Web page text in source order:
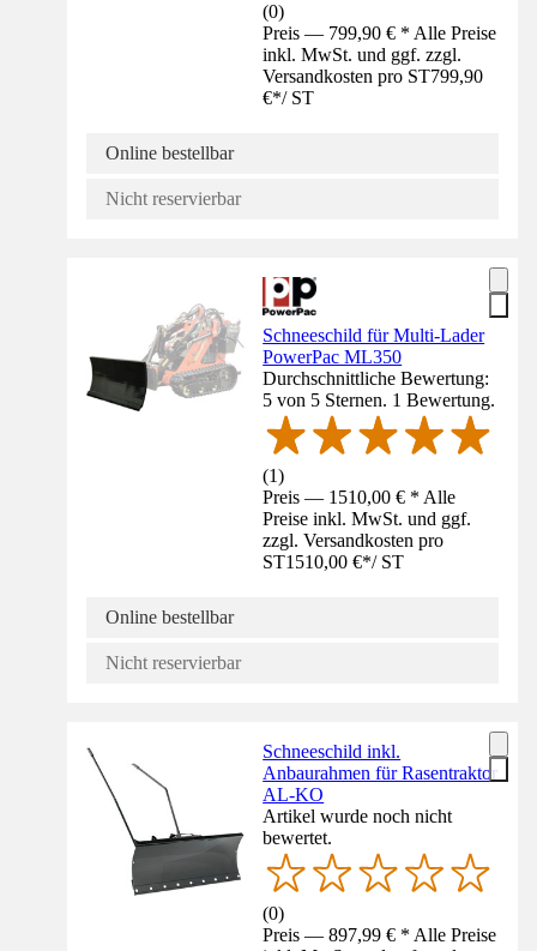
(0)
Preis — 799,90 € * Alle Preise
inkl. MwSt. und ggf. zzgl.
Versandkosten pro ST799,90
€*/ ST
Online bestellbar
Nicht reservierbar
Schneeschild für Multi-Lader
PowerPac ML350
Durchschnittliche Bewertung:
5 von 5 Sternen. 1 Bewertung.
(1)
Preis — 1510,00 € * Alle
Preise inkl. MwSt. und ggf.
zzgl. Versandkosten pro
ST1510,00 €*/ ST
Online bestellbar
Nicht reservierbar
Schneeschild inkl.
Anbaurahmen für Rasentraktor
AL-KO
Artikel wurde noch nicht
bewertet.
(0)
Preis — 897,99 € * Alle Preise